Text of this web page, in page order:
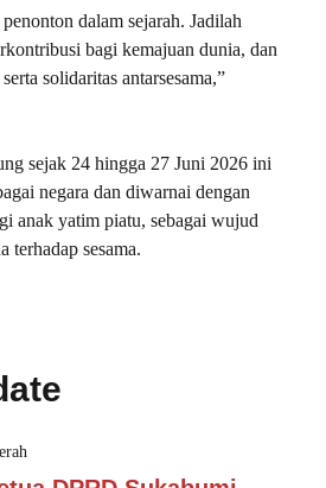
dalam sejarah. Jadilah
bagi kemajuan dunia, dan
solidaritas antarsesama,”
sejak 24 hingga 27 Juni 2026 ini
negara dan diwarnai dengan
anak yatim piatu, sebagai wujud
terhadap sesama.